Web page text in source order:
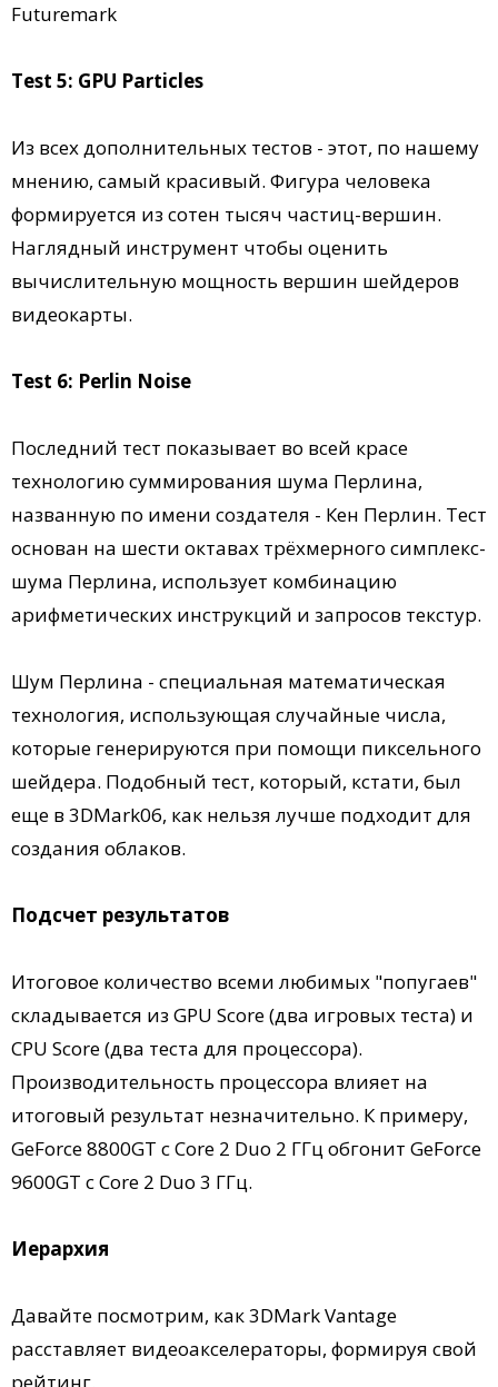
Futuremark
Test 5: GPU Particles
Из всех дополнительных тестов - этот, по нашему
мнению, самый красивый. Фигура человека
формируется из сотен тысяч частиц-вершин.
Наглядный инструмент чтобы оценить
вычислительную мощность вершин шейдеров
видеокарты.
Test 6: Perlin Noise
Последний тест показывает во всей красе
технологию суммирования шума Перлина,
названную по имени создателя - Кен Перлин. Тест
основан на шести октавах трёхмерного симплекс-
шума Перлина, использует комбинацию
арифметических инструкций и запросов текстур.
Шум Перлина - специальная математическая
технология, использующая случайные числа,
которые генерируются при помощи пиксельного
шейдера. Подобный тест, который, кстати, был
еще в 3DMark06, как нельзя лучше подходит для
создания облаков.
Подсчет результатов
Итоговое количество всеми любимых "попугаев"
складывается из GPU Score (два игровых теста) и
CPU Score (два теста для процессора).
Производительность процессора влияет на
итоговый результат незначительно. К примеру,
GeForce 8800GT c Core 2 Duo 2 ГГц обгонит GeForce
9600GT c Core 2 Duo 3 ГГц.
Иерархия
Давайте посмотрим, как 3DMark Vantage
расставляет видеоакселераторы, формируя свой